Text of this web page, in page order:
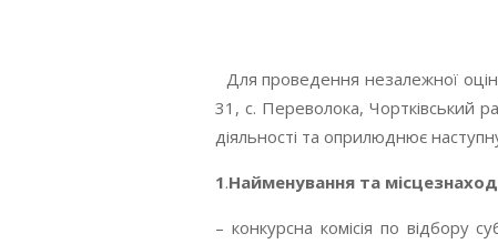
Для проведення незалежної
31, с. Переволока, Чортківський
діяльності та оприлюднює
1.Найменування та
– конкурсна комісія по відбору